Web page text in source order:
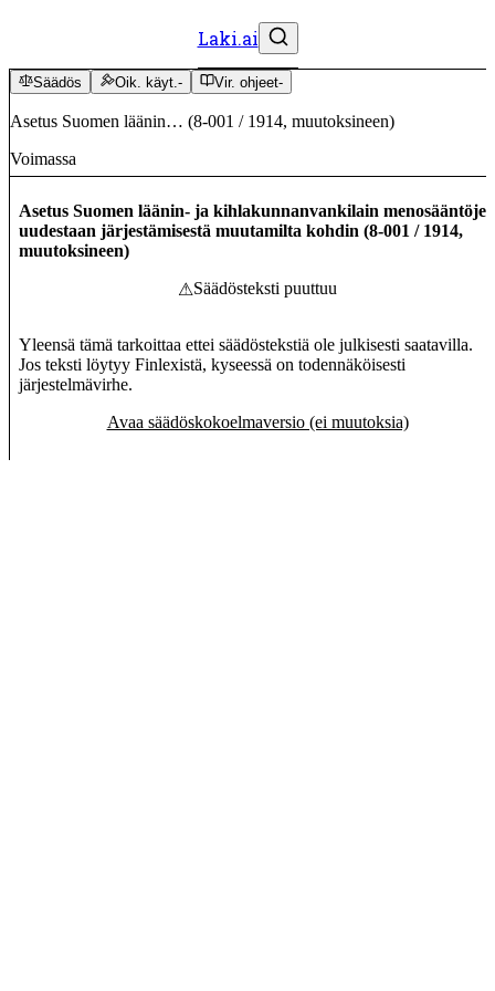
Laki.ai
Säädös Oik. käyt.- Vir. ohjeet-
Asetus Suomen läänin… (8-001 / 1914, muutoksineen)
Voimassa
Asetus Suomen läänin- ja kihlakunnanvankilain menosääntöjen
uudestaan järjestämisestä muutamilta kohdin (8-001 / 1914,
muutoksineen)
⚠Säädösteksti puuttuu
Yleensä tämä tarkoittaa ettei säädöstekstiä ole julkisesti saatavilla.
Jos teksti löytyy Finlexistä, kyseessä on todennäköisesti
järjestelmävirhe.
Avaa säädöskokoelmaversio (ei muutoksia)